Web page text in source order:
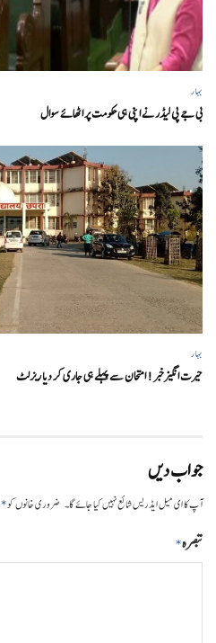
بہار
بی جے پی لیڈر نے اپنی ہی حکومت پر اٹھائے سوال
بہار
حیرت انگیزخبر ! امتحان سے پہلے ہی جاری کر دیا ریزلٹ
جواب دیں
آپ کا ای میل ایڈریس شائع نہیں کیا جائے گا۔ ضروری خانوں کو*
تبصرہ*